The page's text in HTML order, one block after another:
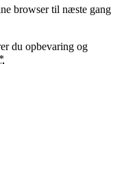
browser til næste gang
du opbevaring og
*